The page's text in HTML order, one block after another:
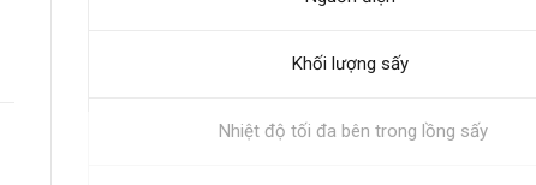
Khối lượng sấy
Nhiệt độ tối đa bên trong lồng sấy